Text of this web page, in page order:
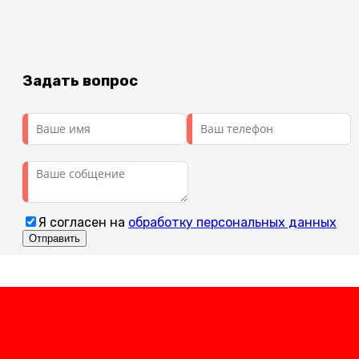
Задать вопрос
Я согласен на обработку персональных данных